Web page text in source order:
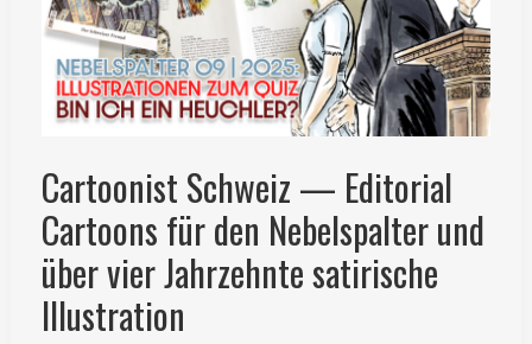
Cartoonist Schweiz — Editorial
Cartoons für den Nebelspalter und
über vier Jahrzehnte satirische
Illustration